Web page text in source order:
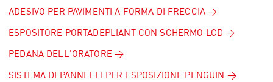
ADESIVO PER PAVIMENTI A FORMA DI FRECCIA
ESPOSITORE PORTADEPLIANT CON SCHERMO LCD
PEDANA DELL'ORATORE
SISTEMA DI PANNELLI PER ESPOSIZIONE PENGUIN